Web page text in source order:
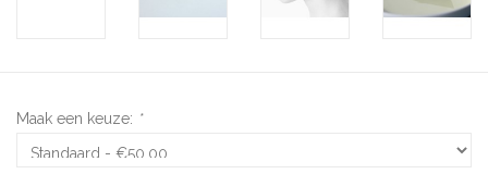
Maak een keuze: *